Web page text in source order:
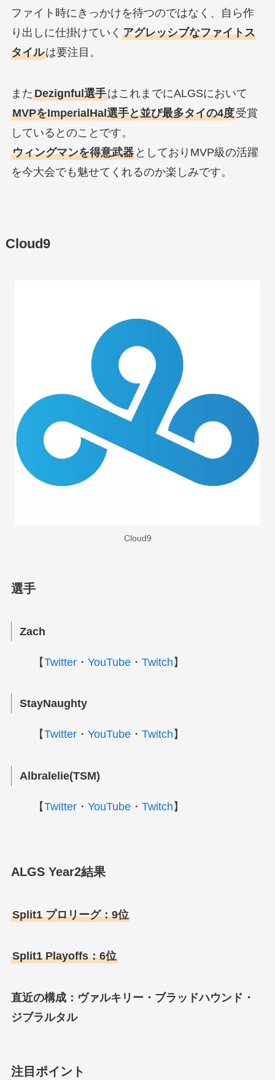
ファイト時にきっかけを待つのではなく、自ら作
り出しに仕掛けていく アグレッシブなファイトス
タイルは要注目。
またDezignful選手はこれまでにALGSにおいて
MVPをImperialHal選手と並び最多タイの4度受賞
しているとのことです。
ウィングマンを得意武器としておりMVP級の活躍
を今大会でも魅せてくれるのか楽しみです。
Cloud9
Cloud9
選手
Zach
【Twitter・ YouTube・ Twitch 】
StayNaughty
【Twitter・ YouTube・ Twitch 】
Albralelie(TSM)
【Twitter・ YouTube・ Twitch 】
ALGS Year2結果
Split1 プロリーグ：9位
Split1 Playoffs：6位
直近の構成：ヴァルキリー・ブラッドハウンド・
ジブラルタル
注目ポイント